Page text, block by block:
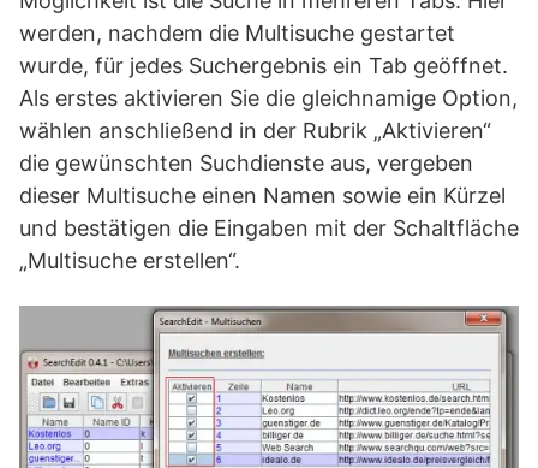
werden, nachdem die Multisuche gestartet
wurde, für jedes Suchergebnis ein Tab geöffnet.
Als erstes aktivieren Sie die gleichnamige Option,
wählen anschließend in der Rubrik „Aktivieren“
die gewünschten Suchdienste aus, vergeben
dieser Multisuche einen Namen sowie ein Kürzel
und bestätigen die Eingaben mit der Schaltfläche
„Multisuche erstellen“.